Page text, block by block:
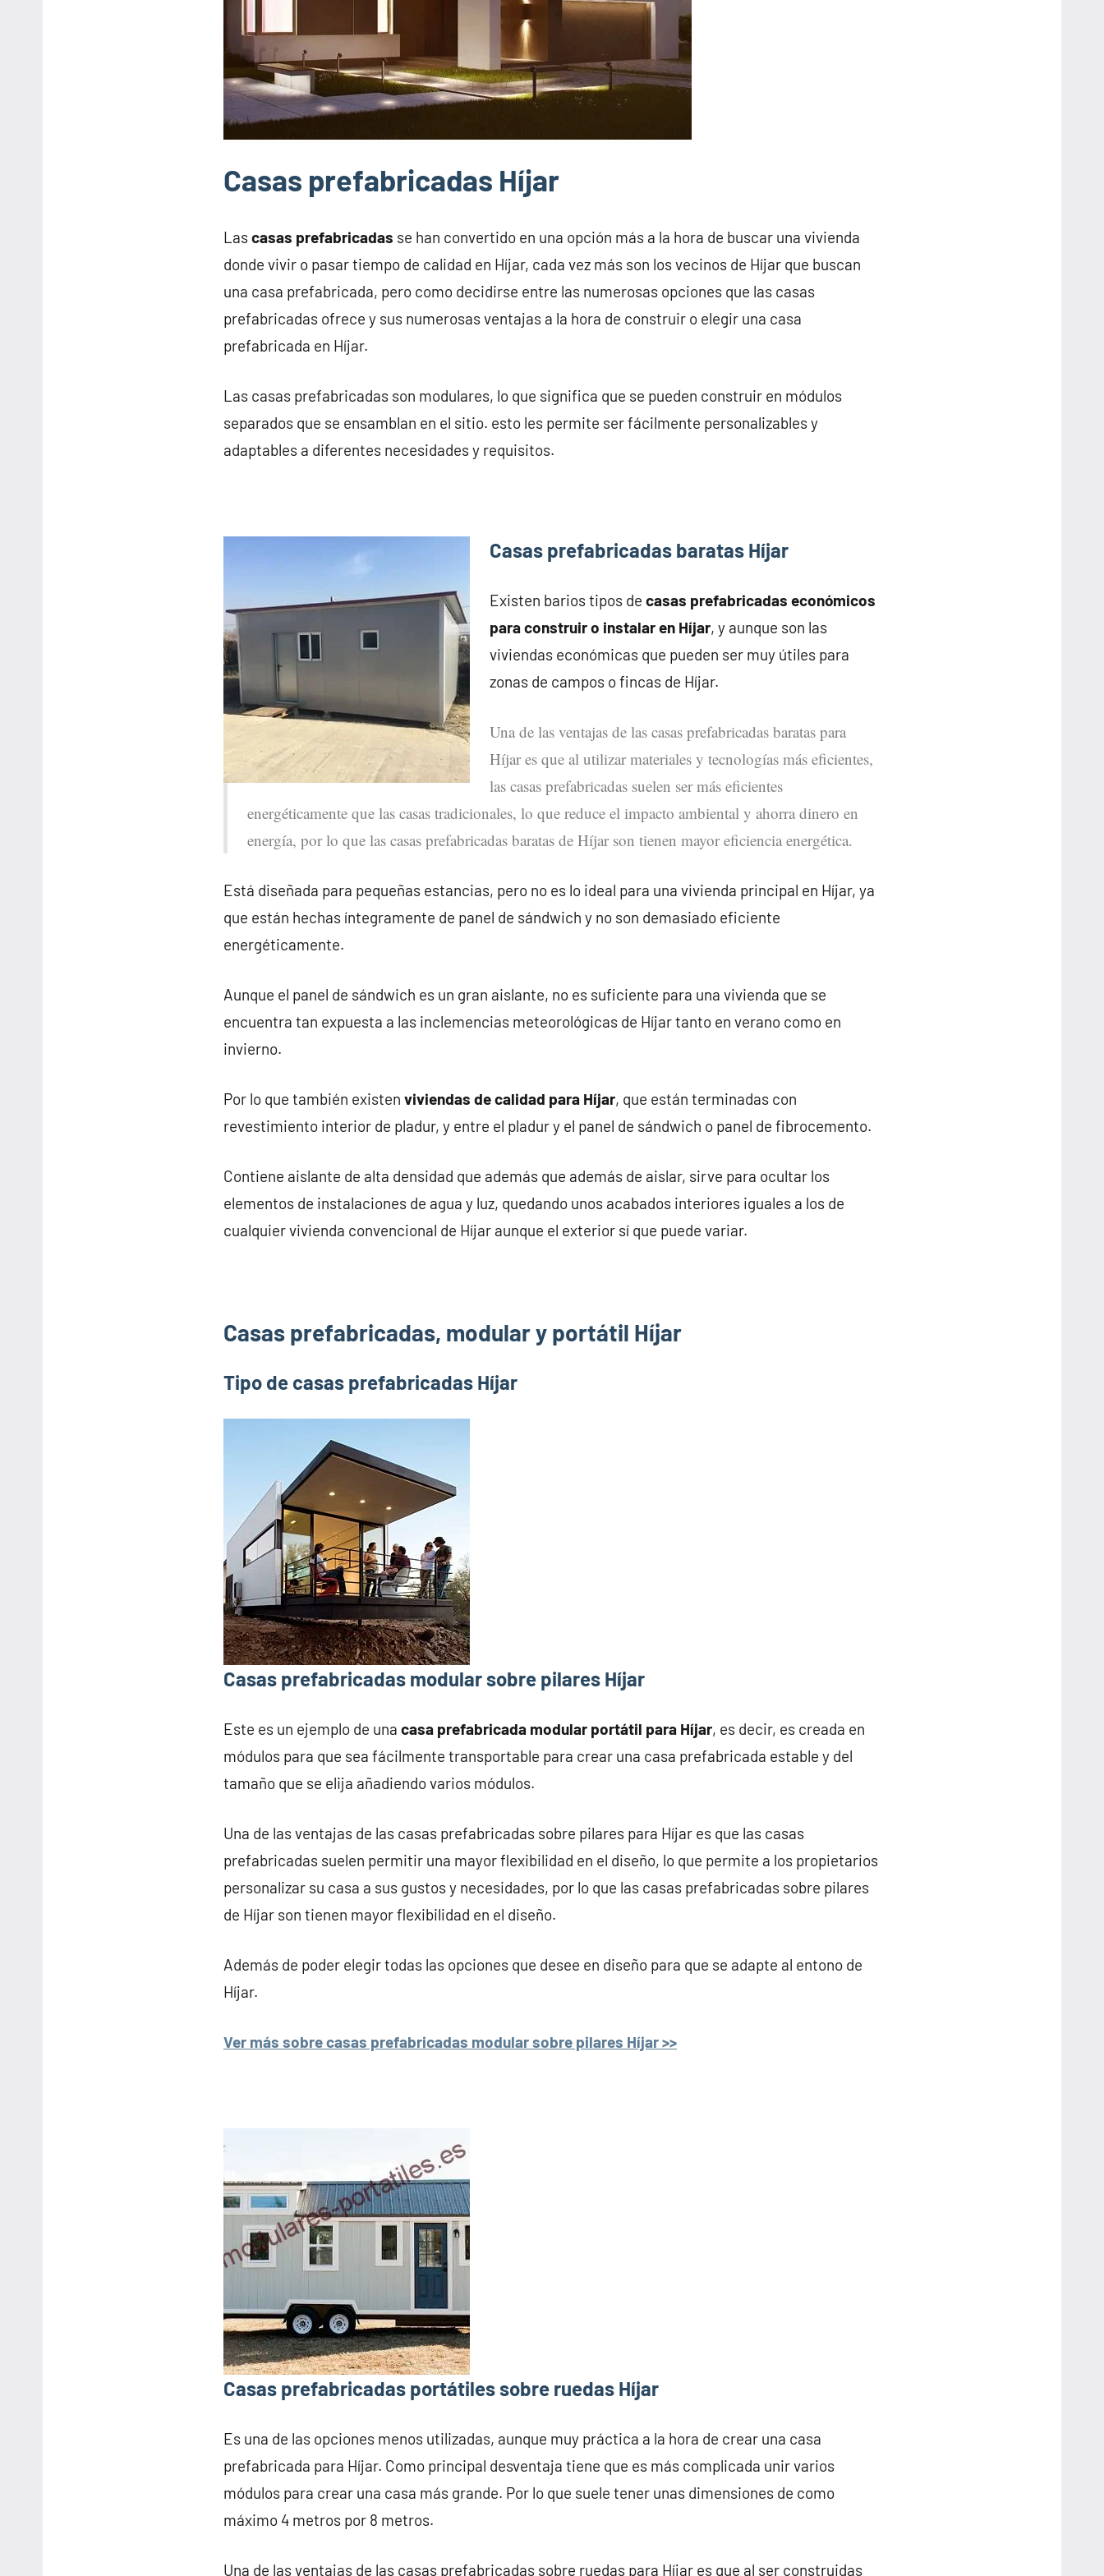
Casas prefabricadas Híjar
Lascasas prefabricadas se han convertido en una opción más a la hora de buscar una vivienda
donde vivir o pasar tiempo de calidad en Híjar, cada vez más son los vecinos de Híjar que buscan
una casa prefabricada, pero como decidirse entre las numerosas opciones que las casas
prefabricadas ofrece y sus numerosas ventajas a la hora de construir o elegir una casa
prefabricada en Híjar.
Las casas prefabricadas son modulares, lo que significa que se pueden construir en módulos
separados que se ensamblan en el sitio. esto les permite ser fácilmente personalizables y
adaptables a diferentes necesidades y requisitos.
Casas prefabricadas baratas Híjar
Existen barios tipos de casas prefabricadas económicos
para construir o instalar en Híjar, y aunque son las
viviendas económicas que pueden ser muy útiles para
zonas de campos o fincas de Híjar.
Una de las ventajas de las casas prefabricadas baratas para
Híjar es que al utilizar materiales y tecnologías más eficientes,
las casas prefabricadas suelen ser más eficientes
energéticamente que las casas tradicionales, lo que reduce el impacto ambiental y ahorra dinero en
energía, por lo que las casas prefabricadas baratas de Híjar son tienen mayor eficiencia energética.
Está diseñada para pequeñas estancias, pero no es lo ideal para una vivienda principal en Híjar, ya
que están hechas íntegramente de panel de sándwich y no son demasiado eficiente
energéticamente.
Aunque el panel de sándwich es un gran aislante, no es suficiente para una vivienda que se
encuentra tan expuesta a las inclemencias meteorológicas de Híjar tanto en verano como en
invierno.
Por lo que también existen viviendas de calidad para Híjar, que están terminadas con
revestimiento interior de pladur, y entre el pladur y el panel de sándwich o panel de fibrocemento.
Contiene aislante de alta densidad que además que además de aislar, sirve para ocultar los
elementos de instalaciones de agua y luz, quedando unos acabados interiores iguales a los de
cualquier vivienda convencional de Híjar aunque el exterior sí que puede variar.
Casas prefabricadas, modular y portátil Híjar
Tipo de casas prefabricadas Híjar
Casas prefabricadas modular sobre pilares Híjar
Este es un ejemplo de una casa prefabricada modular portátil para Híjar, es decir, es creada en
módulos para que sea fácilmente transportable para crear una casa prefabricada estable y del
tamaño que se elija añadiendo varios módulos.
Una de las ventajas de las casas prefabricadas sobre pilares para Híjar es que las casas
prefabricadas suelen permitir una mayor flexibilidad en el diseño, lo que permite a los propietarios
personalizar su casa a sus gustos y necesidades, por lo que las casas prefabricadas sobre pilares
de Híjar son tienen mayor flexibilidad en el diseño.
Además de poder elegir todas las opciones que desee en diseño para que se adapte al entono de
Híjar.
Ver más sobre casas prefabricadas modular sobre pilares Híjar >>
Casas prefabricadas portátiles sobre ruedas Híjar
Es una de las opciones menos utilizadas, aunque muy práctica a la hora de crear una casa
prefabricada para Híjar. Como principal desventaja tiene que es más complicada unir varios
módulos para crear una casa más grande. Por lo que suele tener unas dimensiones de como
máximo 4 metros por 8 metros.
Una de las ventajas de las casas prefabricadas sobre ruedas para Híjar es que al ser construidas